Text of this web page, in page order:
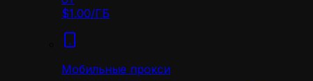
$1.00/ГБ
Мобильные прокси